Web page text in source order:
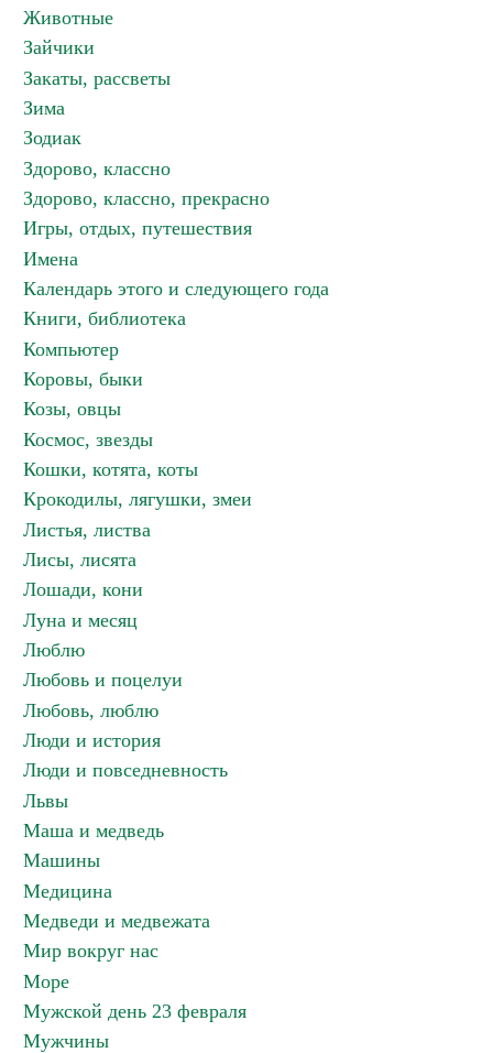
Животные
Зайчики
Закаты, рассветы
Зима
Зодиак
Здорово, классно
Здорово, классно, прекрасно
Игры, отдых, путешествия
Имена
Календарь этого и следующего года
Книги, библиотека
Компьютер
Коровы, быки
Козы, овцы
Космос, звезды
Кошки, котята, коты
Крокодилы, лягушки, змеи
Листья, листва
Лисы, лисята
Лошади, кони
Луна и месяц
Люблю
Любовь и поцелуи
Любовь, люблю
Люди и история
Люди и повседневность
Львы
Маша и медведь
Машины
Медицина
Медведи и медвежата
Мир вокруг нас
Море
Мужской день 23 февраля
Мужчины